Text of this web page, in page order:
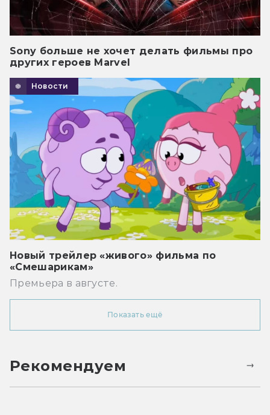
Sony больше не хочет делать фильмы про
других героев Marvel
Новости
Новый трейлер «живого» фильма по
«Смешарикам»
Премьера в августе.
Показать ещё
Рекомендуем